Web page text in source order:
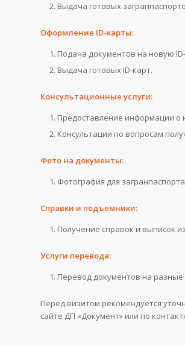
Выдача готовых
Оформление ID-карты:
Подача документов на новую
Выдача готовых ID-карт.
Консультационные услуги:
Предоставление информации о
Консультации по вопросам
Фото на документы:
Фотография для
Справки и подъемники:
Получение справок и выписок
Услуги перевода:
Перевод документов на разные
Перед визитом рекомендуется
сайте ДП «Документ» или по